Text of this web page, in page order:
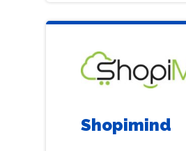
Shopimind